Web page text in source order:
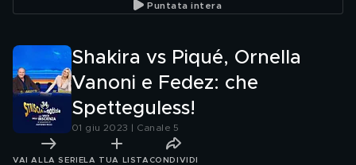
Puntata intera
Shakira vs Piqué, Ornella
Vanoni e Fedez: che
Spetteguless!
01 giu 2023 | Canale 5
VAI ALLA SERIE LA TUA LISTA CONDIVIDI